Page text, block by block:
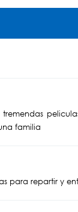
familia
para repartir y